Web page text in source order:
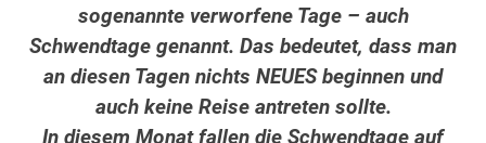
sogenannte verworfene Tage – auch
Schwendtage genannt. Das bedeutet, dass man
an diesen Tagen nichts NEUES beginnen und
auch keine Reise antreten sollte.
In diesem Monat fallen die Schwendtage auf